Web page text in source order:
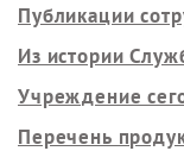
Публикации
Из истории
Учреждение
Перечень